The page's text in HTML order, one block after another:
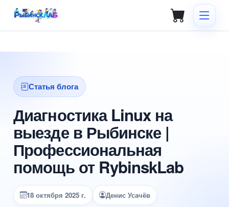
Статья блога
Диагностика Linux на
выезде в Рыбинске |
Профессиональная
помощь от RybinskLab
18 октября 2025 г. Денис Усачёв